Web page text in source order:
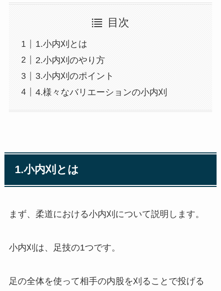
目次
1.小内刈とは
2.小内刈のやり方
3.小内刈のポイント
4.様々なバリエーションの小内刈
1.小内刈とは
まず、柔道における小内刈について説明します。
小内刈は、足技の1つです。
足の全体を使って相手の内股を刈ることで投げる